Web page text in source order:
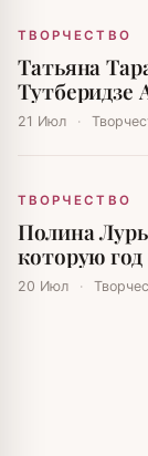
ТВОРЧЕСТВО
Татьяна
Тутберидзе
21 Июл ·
ТВОРЧЕСТВО
Полина
которую год
20 Июл ·